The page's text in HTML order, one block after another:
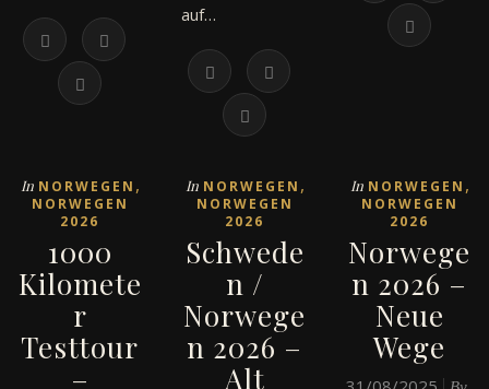
auf…
In NORWEGEN ,
NORWEGEN
2026
1000
Kilomete
r
Testtour
–
In NORWEGEN ,
NORWEGEN
2026
Schwede
n /
Norwege
n 2026 –
Alt
In NORWEGEN ,
NORWEGEN
2026
Norwege
n 2026 –
Neue
Wege